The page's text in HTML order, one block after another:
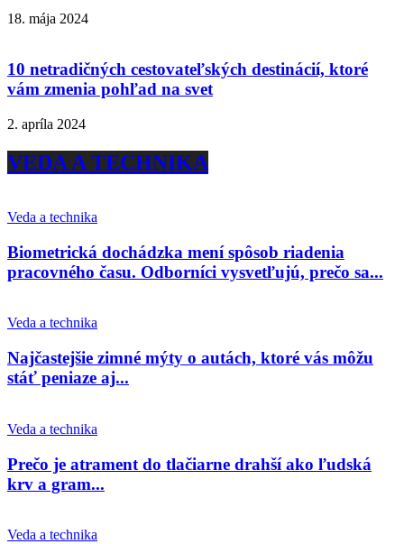
18. mája 2024
10 netradičných cestovateľských destinácií, ktoré
vám zmenia pohľad na svet
2. apríla 2024
VEDA A TECHNIKA
Veda a technika
Biometrická dochádzka mení spôsob riadenia
pracovného času. Odborníci vysvetľujú, prečo sa...
Veda a technika
Najčastejšie zimné mýty o autách, ktoré vás môžu
stáť peniaze aj...
Veda a technika
Prečo je atrament do tlačiarne drahší ako ľudská
krv a gram...
Veda a technika